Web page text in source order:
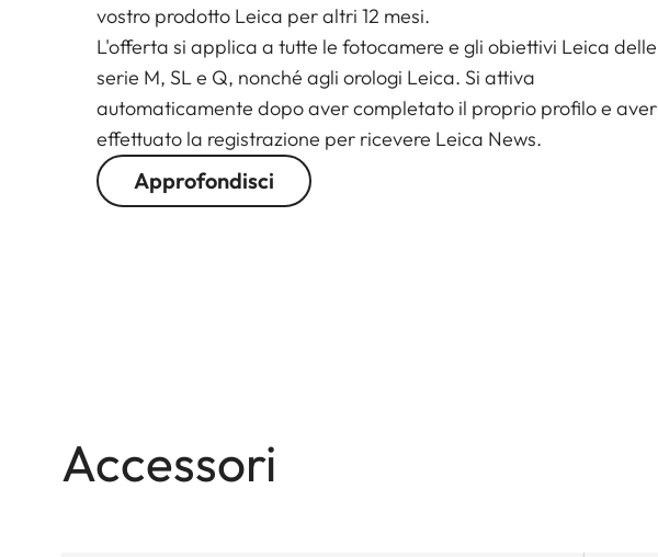
vostro prodotto Leica per altri 12 mesi.
L'offerta si applica a tutte le fotocamere e gli obiettivi Leica delle
serie M, SL e Q, nonché agli orologi Leica. Si attiva
automaticamente dopo aver completato il proprio profilo e aver
effettuato la registrazione per ricevere Leica News.
Approfondisci
Accessori